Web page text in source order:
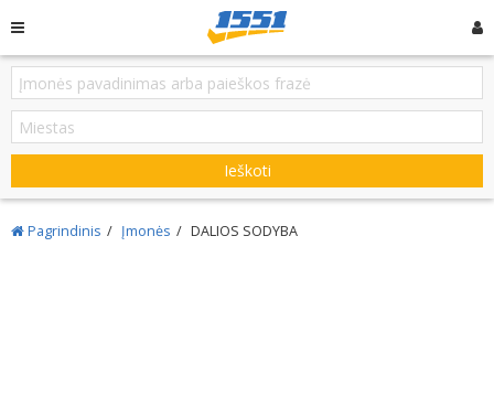
Ieškoti
Pagrindinis Įmonės DALIOS SODYBA